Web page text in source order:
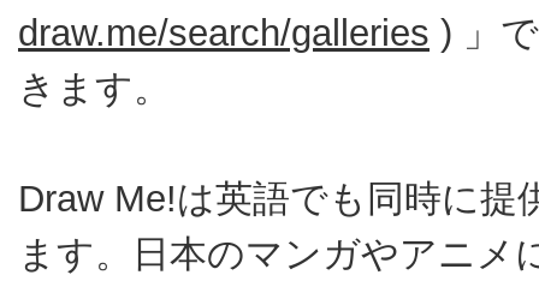
draw.me/search/galleries ) 」
きます。
Draw Me!は英語でも同時に提
ます。日本のマンガやアニメ